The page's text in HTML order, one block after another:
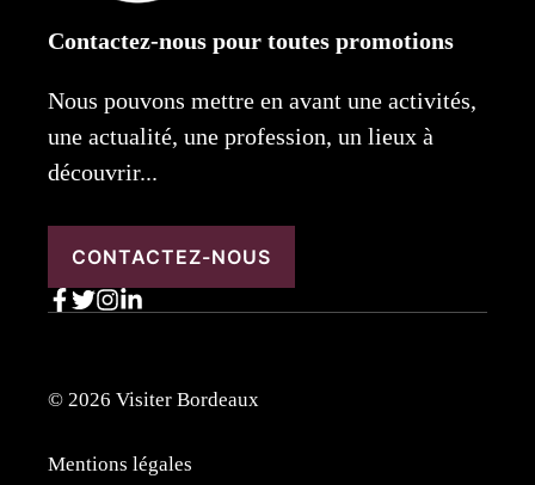
Contactez-nous pour toutes promotions
Nous pouvons mettre en avant une activités,
une actualité, une profession, un lieux à
découvrir...
CONTACTEZ-NOUS
© 2026 Visiter Bordeaux
Mentions légales